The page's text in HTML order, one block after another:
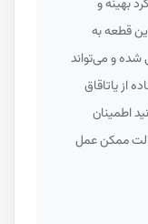
به
و می‌تواند
یاتاقاق
ممکن عمل